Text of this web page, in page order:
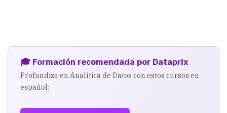
🎓 Formación recomendada por Dataprix
Profundiza en Analítica de Datos con estos cursos en
español: